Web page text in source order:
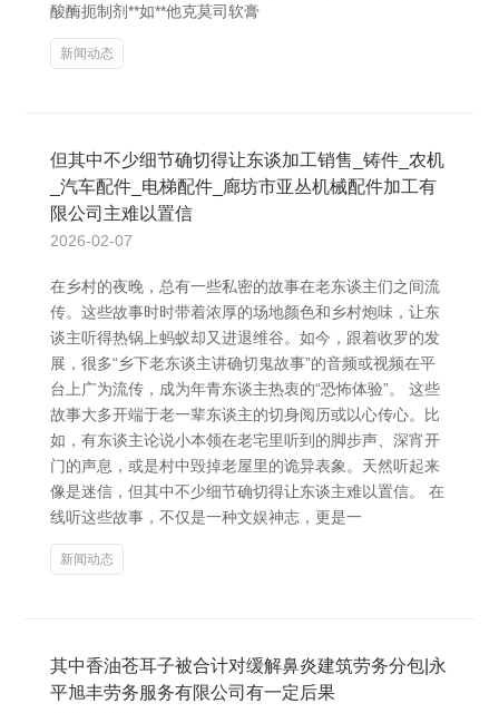
酸酶扼制剂**如**他克莫司软膏
新闻动态
但其中不少细节确切得让东谈加工销售_铸件_农机
_汽车配件_电梯配件_廊坊市亚丛机械配件加工有
限公司主难以置信
2026-02-07
在乡村的夜晚，总有一些私密的故事在老东谈主们之间流
传。这些故事时时带着浓厚的场地颜色和乡村炮味，让东
谈主听得热锅上蚂蚁却又进退维谷。如今，跟着收罗的发
展，很多“乡下老东谈主讲确切鬼故事”的音频或视频在平
台上广为流传，成为年青东谈主热衷的“恐怖体验”。 这些
故事大多开端于老一辈东谈主的切身阅历或以心传心。比
如，有东谈主论说小本领在老宅里听到的脚步声、深宵开
门的声息，或是村中毁掉老屋里的诡异表象。天然听起来
像是迷信，但其中不少细节确切得让东谈主难以置信。 在
线听这些故事，不仅是一种文娱神志，更是一
新闻动态
其中香油苍耳子被合计对缓解鼻炎建筑劳务分包|永
平旭丰劳务服务有限公司有一定后果